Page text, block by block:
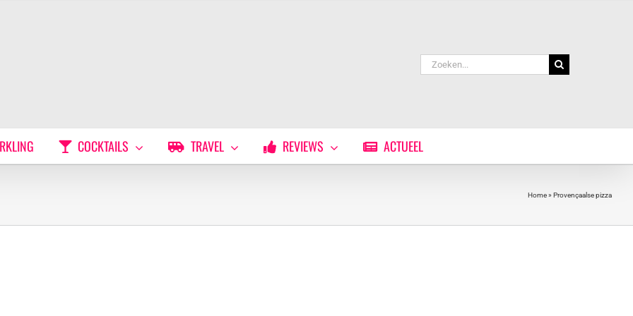
Zoeken
naar:
COCKTAILS TRAVEL REVIEWS ACTUEEL
Home» Provençaalse pizza